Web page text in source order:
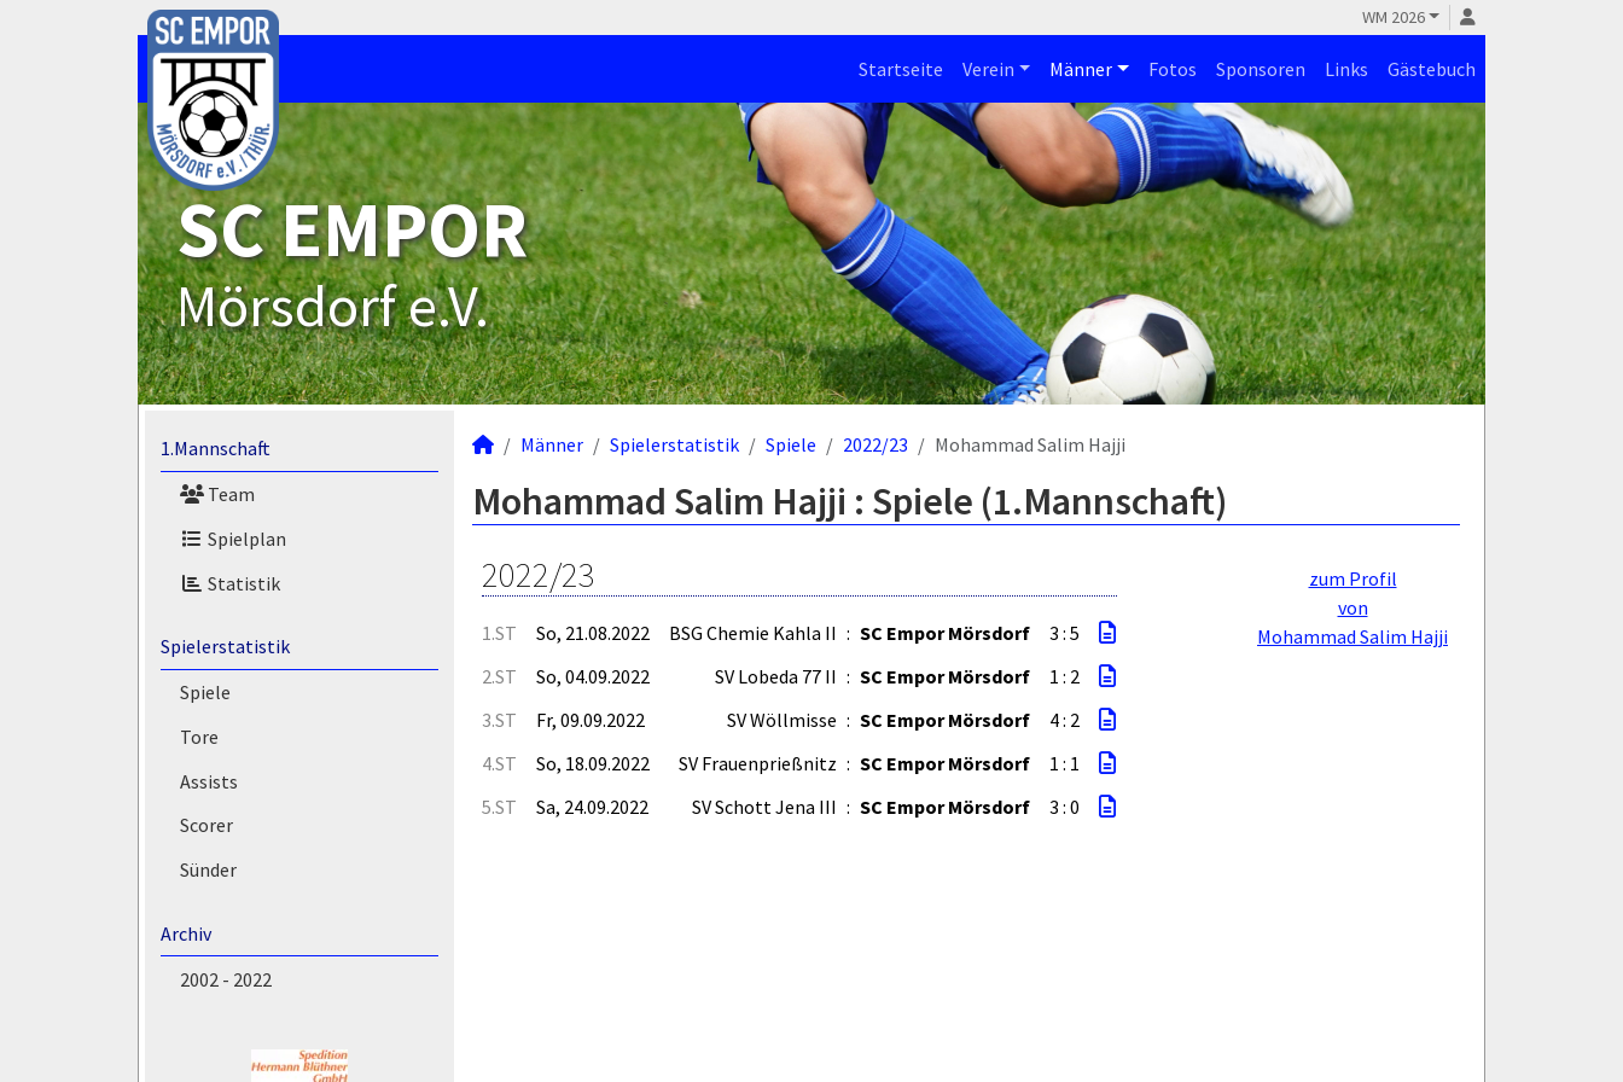
WM 2026
Startseite Verein Männer Fotos Sponsoren Links Gästebuch
SC EMPOR
Mörsdorf e.V.
1.Mannschaft
Team
Spielplan
Statistik
Spielerstatistik
Spiele
Tore
Assists
Scorer
Sünder
Archiv
2002 - 2022
Männer Spielerstatistik Spiele 2022/23 Mohammad Salim Hajji
Mohammad Salim Hajji : Spiele (1.Mannschaft)
zum Profil
von
Mohammad Salim Hajji
2022/23
1.ST So, 21.08.2022 BSG Chemie Kahla II : SC Empor Mörsdorf
3 : 5
2.ST
So, 04.09.2022 SV Lobeda 77 II : SC Empor Mörsdorf
1 : 2
3.ST
Fr, 09.09.2022 SV Wöllmisse : SC Empor Mörsdorf
4 : 2
4.ST
So, 18.09.2022 SV Frauenprießnitz : SC Empor Mörsdorf
1 : 1
5.ST
Sa, 24.09.2022 SV Schott Jena III : SC Empor Mörsdorf 3 : 0